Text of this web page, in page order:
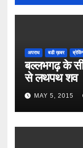
अपराध बडी ख़बर
बल्लभगढ़ के
से लथपथ शव
MAY 5, 2015